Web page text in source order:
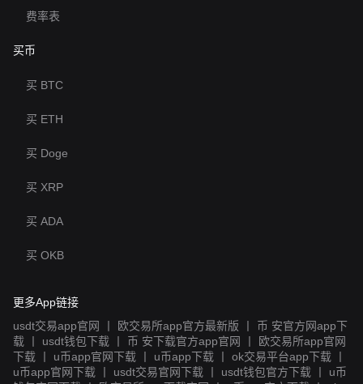
费率表
买币
买 BTC
买 ETH
买 Doge
买 XRP
买 ADA
买 OKB
更多App链接
usdt交易app官网
欧交易所app官方最新版
币 安官方网app下
载
usdt钱包下载 币 安下载官方app官网
欧交易所app官网
下载
u币app官网下载 u币app下载 ok交易平台app下载
u币app官网下载
usdt交易官网下载 usdt钱包官方下载
u币